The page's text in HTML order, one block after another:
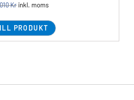
Kr inkl. moms
PRODUKT